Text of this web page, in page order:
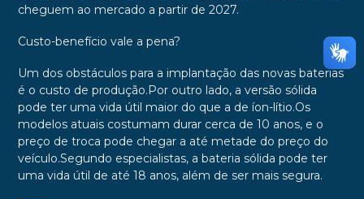
cheguem ao mercado a partir de 2027.
Custo-benefício vale a pena?
Um dos obstáculos para a implantação das novas baterias
é o custo de produção.Por outro lado, a versão sólida
pode ter uma vida útil maior do que a de íon-lítio.Os
modelos atuais costumam durar cerca de 10 anos, e o
preço de troca pode chegar a até metade do preço do
veículo.Segundo especialistas, a bateria sólida pode ter
uma vida útil de até 18 anos, além de ser mais segura.